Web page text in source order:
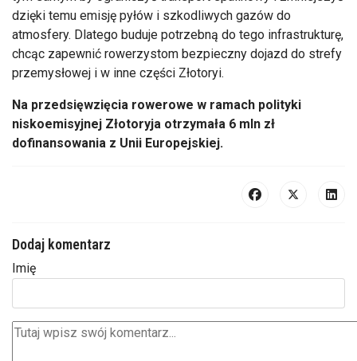
dzięki temu emisję pyłów i szkodliwych gazów do
atmosfery. Dlatego buduje potrzebną do tego infrastrukturę,
chcąc zapewnić rowerzystom bezpieczny dojazd do strefy
przemysłowej i w inne części Złotoryi.
Na przedsięwzięcia rowerowe w ramach polityki
niskoemisyjnej Złotoryja otrzymała 6 mln zł
dofinansowania z Unii Europejskiej.
Dodaj komentarz
Imię